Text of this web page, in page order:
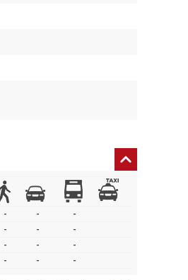
- -
-
- -
-
- -
-
- - -